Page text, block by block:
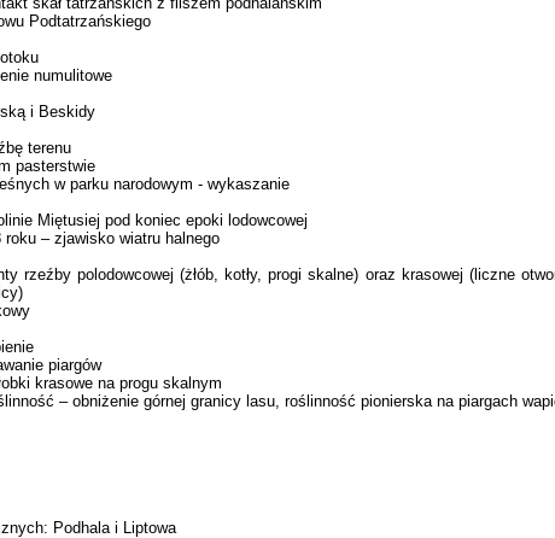
Podtatrzańskiego
numulitowe
i Beskidy
terenu
pasterstwie
w parku narodowym - wykaszanie
Miętusiej pod koniec epoki lodowcowej
roku – zjawisko wiatru halnego
rzeźby polodowcowej (żłób, kotły, progi skalne) oraz krasowej (liczne
piargów
krasowe na progu skalnym
– obniżenie górnej granicy lasu, roślinność pionierska na piargach
Podhala i Liptowa